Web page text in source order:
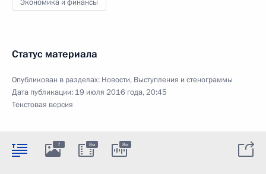
Экономика и финансы
Статус материала
Опубликован в разделах: Новости, Выступления и стенограммы
Дата публикации: 19 июля 2016 года, 20:45
Текстовая версия
7 8м 8м